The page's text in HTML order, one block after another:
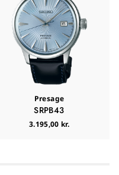
Presage
SRPB43
3.195,00 kr.